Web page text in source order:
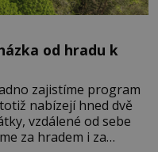
od hradu k
zajistíme program
nabízejí hned dvě
vzdálené od sebe
za hradem i za